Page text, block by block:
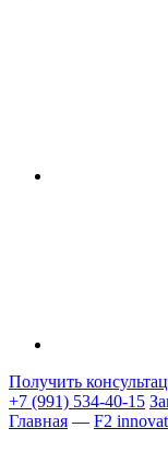
Получить
+7 (991) 534-40-15
Главная — F2